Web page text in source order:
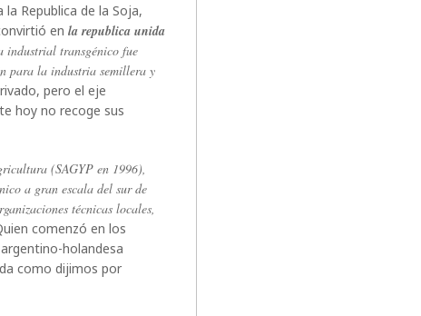
Republica de la Soja,
enla republica unida
industrial transgénico fue
para la industria semillera y
pero el eje
hoy no recoge sus
(SAGYP en 1996),
a gran escala del sur de
técnicas locales,
comenzó en los
holandesa
como dijimos por